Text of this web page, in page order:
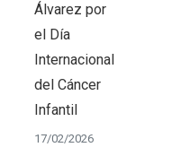
Álvarez por
el Día
Internacional
del Cáncer
Infantil
17/02/2026